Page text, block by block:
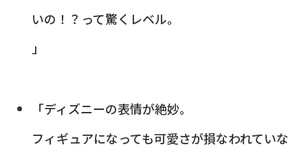
いの！？って驚くレベル。
」
「ディズニーの表情が絶妙。
フィギュアになっても可愛さが損なわれていな